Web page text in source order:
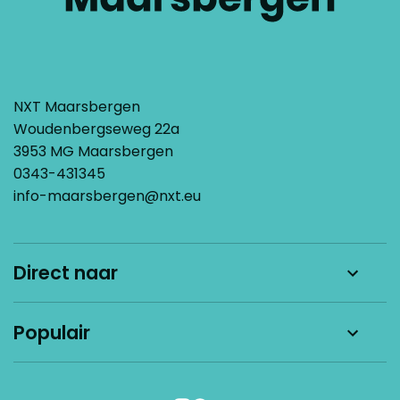
NXT Maarsbergen
Woudenbergseweg 22a
3953 MG Maarsbergen
0343-431345
info-maarsbergen@nxt.eu
Direct naar
Werken bij
Populair